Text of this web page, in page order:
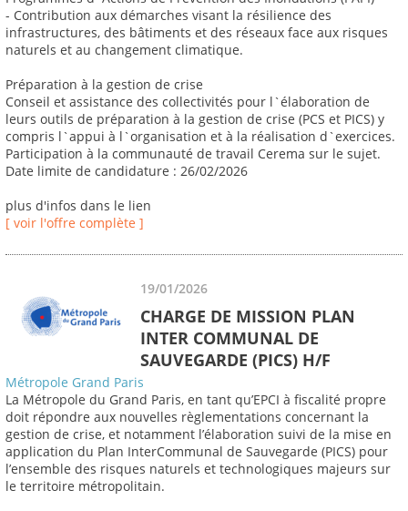
- Contribution aux démarches visant la résilience des
infrastructures, des bâtiments et des réseaux face aux risques
naturels et au changement climatique.
Préparation à la gestion de crise
Conseil et assistance des collectivités pour l`élaboration de
leurs outils de préparation à la gestion de crise (PCS et PICS) y
compris l`appui à l`organisation et à la réalisation d`exercices.
Participation à la communauté de travail Cerema sur le sujet.
Date limite de candidature : 26/02/2026
plus d'infos dans le lien
[ voir l'offre complète ]
19/01/2026
CHARGE DE MISSION PLAN
INTER COMMUNAL DE
SAUVEGARDE (PICS) H/F
Métropole Grand Paris
La Métropole du Grand Paris, en tant qu’EPCI à fiscalité propre
doit répondre aux nouvelles règlementations concernant la
gestion de crise, et notamment l’élaboration suivi de la mise en
application du Plan InterCommunal de Sauvegarde (PICS) pour
l’ensemble des risques naturels et technologiques majeurs sur
le territoire métropolitain.